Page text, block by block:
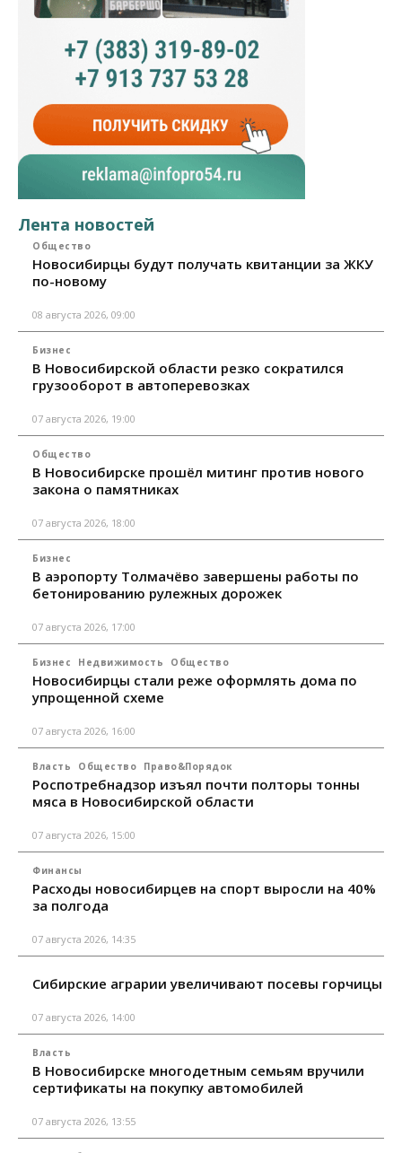
Лента новостей
Общество
Новосибирцы будут получать квитанции за ЖКУ
по-новому
08 августа 2026, 09:00
Бизнес
В Новосибирской области резко сократился
грузооборот в автоперевозках
07 августа 2026, 19:00
Общество
В Новосибирске прошёл митинг против нового
закона о памятниках
07 августа 2026, 18:00
Бизнес
В аэропорту Толмачёво завершены работы по
бетонированию рулежных дорожек
07 августа 2026, 17:00
Бизнес Недвижимость Общество
Новосибирцы стали реже оформлять дома по
упрощенной схеме
07 августа 2026, 16:00
Власть Общество Право&Порядок
Роспотребнадзор изъял почти полторы тонны
мяса в Новосибирской области
07 августа 2026, 15:00
Финансы
Расходы новосибирцев на спорт выросли на 40%
за полгода
07 августа 2026, 14:35
Сибирские аграрии увеличивают посевы горчицы
07 августа 2026, 14:00
Власть
В Новосибирске многодетным семьям вручили
сертификаты на покупку автомобилей
07 августа 2026, 13:55